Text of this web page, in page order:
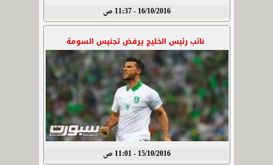
16/10/2016 - 11:37 ص
نائب رئيس الخليج يرفض تجنيس السومة
15/10/2016 - 11:01 ص